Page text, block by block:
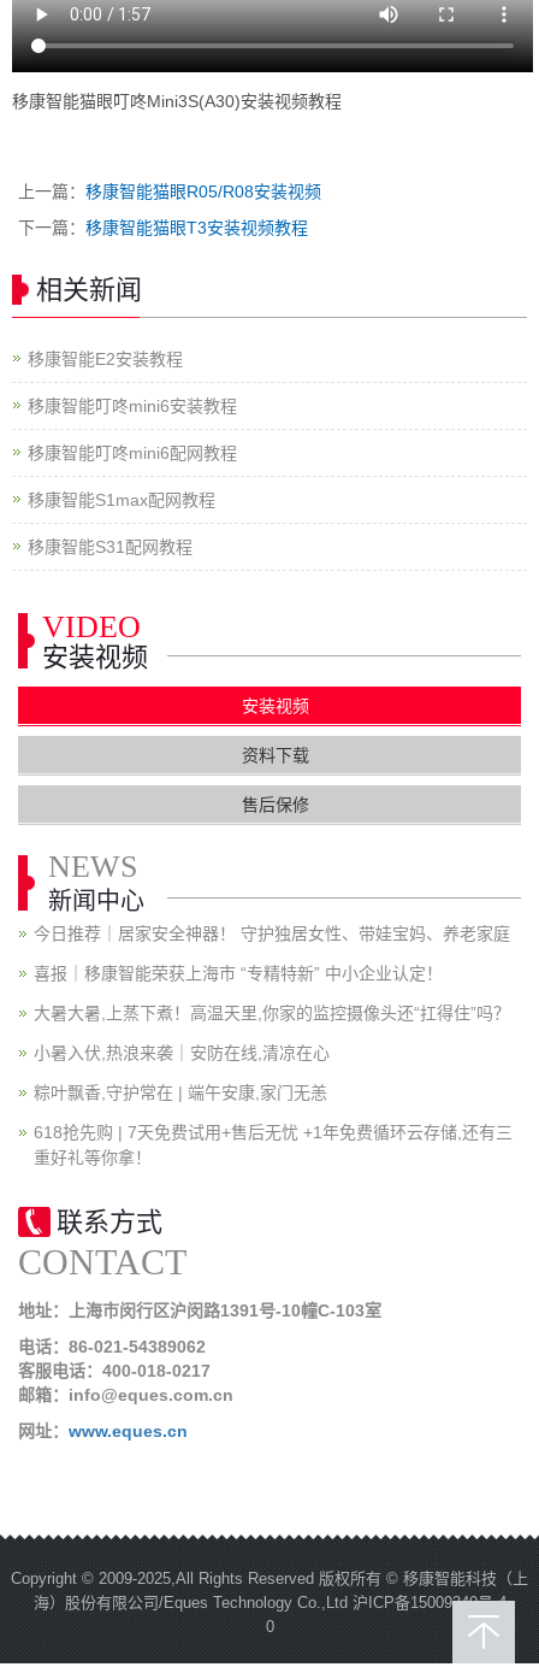
移康智能猫眼叮咚Mini3S(A30)安装视频教程
上一篇： 移康智能猫眼R05/R08安装视频
下一篇： 移康智能猫眼T3安装视频教程
相关新闻
移康智能E2安装教程
移康智能叮咚mini6安装教程
移康智能叮咚mini6配网教程
移康智能S1max配网教程
移康智能S31配网教程
VIDEO
安装视频
安装视频
资料下载
售后保修
NEWS
新闻中心
今日推荐｜居家安全神器！ 守护独居女性、带娃宝妈、养老家庭
喜报｜移康智能荣获上海市 “专精特新” 中小企业认定！
大暑大暑,上蒸下煮！高温天里,你家的监控摄像头还“扛得住”吗？
小暑入伏,热浪来袭｜安防在线,清凉在心
粽叶飘香,守护常在 | 端午安康,家门无恙
618抢先购 | 7天免费试用+售后无忧 +1年免费循环云存储,还有三
重好礼等你拿！
联系方式
CONTACT
地址：上海市闵行区沪闵路1391号-10幢C-103室
电话：86-021-54389062
客服电话：400-018-0217
邮箱：info@eques.com.cn
网址： www.eques.cn
Copyright © 2009-2025,All Rights Reserved 版权所有 © 移康智能科技（上
海）股份有限公司/Eques Technology Co.,Ltd 沪ICP备15009340号-4
0